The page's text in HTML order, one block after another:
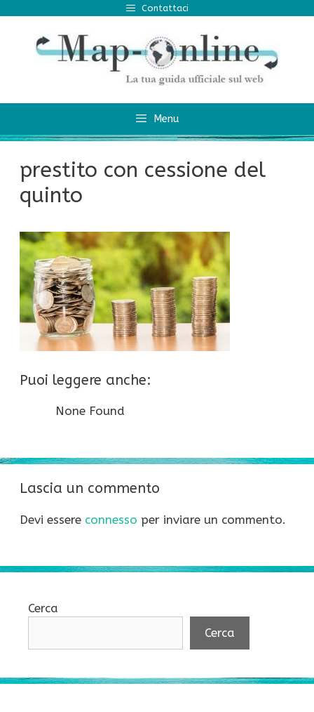
contenuto
Contattaci
Menu
prestito con cessione del
quinto
Puoi leggere anche:
None Found
Lascia un commento
Devi essere connesso per inviare un commento.
Cerca
Cerca